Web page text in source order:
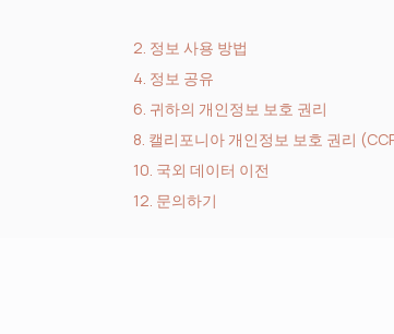
2. 정보 사용 방법
4. 정보 공유
6. 귀하의 개인정보 보호 권리
8. 캘리포니아 개인정보 보호 권리
10. 국외 데이터 이전
12. 문의하기